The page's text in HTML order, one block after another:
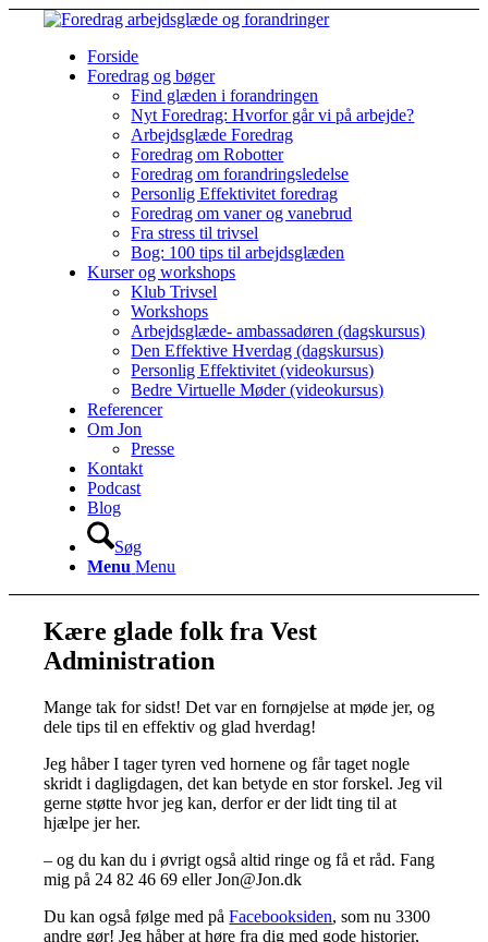
Forside
Foredrag og bøger
Find glæden i forandringen
Nyt Foredrag: Hvorfor går vi på arbejde?
Arbejdsglæde Foredrag
Foredrag om Robotter
Foredrag om forandringsledelse
Personlig Effektivitet foredrag
Foredrag om vaner og vanebrud
Fra stress til trivsel
Bog: 100 tips til arbejdsglæden
Kurser og workshops
Klub Trivsel
Workshops
Arbejdsglæde- ambassadøren (dagskursus)
Den Effektive Hverdag (dagskursus)
Personlig Effektivitet (videokursus)
Bedre Virtuelle Møder (videokursus)
Referencer
Om Jon
Presse
Kontakt
Podcast
Blog
Søg
Menu Menu
Kære glade folk fra Vest
Administration
Mange tak for sidst! Det var en fornøjelse at møde jer, og
dele tips til en effektiv og glad hverdag!
Jeg håber I tager tyren ved hornene og får taget nogle
skridt i dagligdagen, det kan betyde en stor forskel. Jeg vil
gerne støtte hvor jeg kan, derfor er der lidt ting til at
hjælpe jer her.
– og du kan du i øvrigt også altid ringe og få et råd. Fang
mig på 24 82 46 69 eller Jon@Jon.dk
Du kan også følge med påFacebooksiden, som nu 3300
andre gør! Jeg håber at høre fra dig med gode historier,